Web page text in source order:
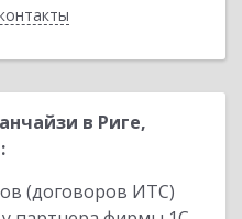
в Риге,
(договоров ИТС)